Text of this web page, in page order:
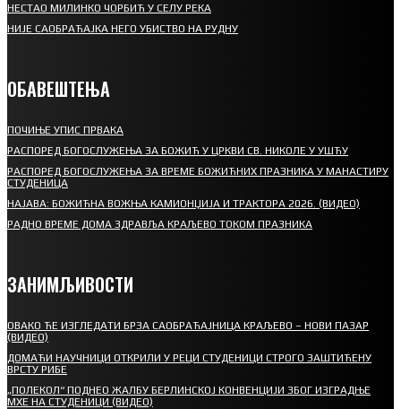
НЕСТАО МИЛИНКО ЧОРБИЋ У СЕЛУ РЕКА
НИЈЕ САОБРАЋАЈКА НЕГО УБИСТВО НА РУДНУ
ОБАВЕШТЕЊА
ПОЧИЊЕ УПИС ПРВАКА
РАСПОРЕД БОГОСЛУЖЕЊА ЗА БОЖИЋ У ЦРКВИ СВ. НИКОЛЕ У УШЋУ
РАСПОРЕД БОГОСЛУЖЕЊА ЗА ВРЕМЕ БОЖИЋНИХ ПРАЗНИКА У МАНАСТИРУ
СТУДЕНИЦА
НАЈАВА: БОЖИЋНА ВОЖЊА КАМИОНЏИЈА И ТРАКТОРА 2026. (ВИДЕО)
РАДНО ВРЕМЕ ДОМА ЗДРАВЉА КРАЉЕВО ТОКОМ ПРАЗНИКА
ЗАНИМЉИВОСТИ
ОВАКО ЋЕ ИЗГЛЕДАТИ БРЗА САОБРАЋАЈНИЦА КРАЉЕВО – НОВИ ПАЗАР
(ВИДЕО)
ДОМАЋИ НАУЧНИЦИ ОТКРИЛИ У РЕЦИ СТУДЕНИЦИ СТРОГО ЗАШТИЋЕНУ
ВРСТУ РИБЕ
„ПОЛЕКОЛ“ ПОДНЕО ЖАЛБУ БЕРЛИНСКОЈ КОНВЕНЦИЈИ ЗБОГ ИЗГРАДЊЕ
МХЕ НА СТУДЕНИЦИ (ВИДЕО)